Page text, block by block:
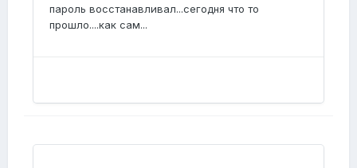
пароль восстанавливал...сегодня что то
прошло....как сам...